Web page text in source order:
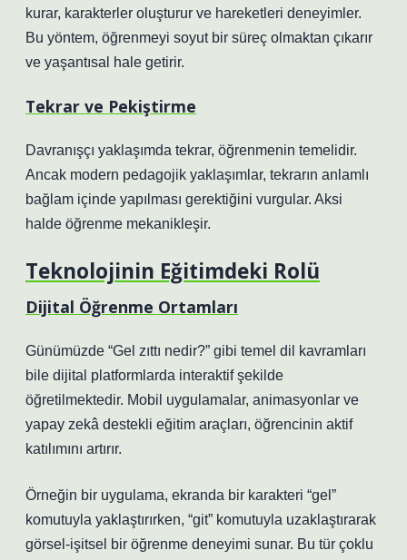
kurar, karakterler oluşturur ve hareketleri deneyimler.
Bu yöntem, öğrenmeyi soyut bir süreç olmaktan çıkarır
ve yaşantısal hale getirir.
Tekrar ve Pekiştirme
Davranışçı yaklaşımda tekrar, öğrenmenin temelidir.
Ancak modern pedagojik yaklaşımlar, tekrarın anlamlı
bağlam içinde yapılması gerektiğini vurgular. Aksi
halde öğrenme mekanikleşir.
Teknolojinin Eğitimdeki Rolü
Dijital Öğrenme Ortamları
Günümüzde “Gel zıttı nedir?” gibi temel dil kavramları
bile dijital platformlarda interaktif şekilde
öğretilmektedir. Mobil uygulamalar, animasyonlar ve
yapay zekâ destekli eğitim araçları, öğrencinin aktif
katılımını artırır.
Örneğin bir uygulama, ekranda bir karakteri “gel”
komutuyla yaklaştırırken, “git” komutuyla uzaklaştırarak
görsel-işitsel bir öğrenme deneyimi sunar. Bu tür çoklu